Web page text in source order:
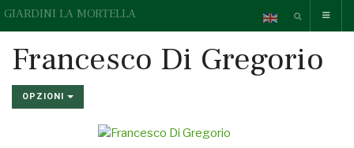
GIARDINI LA MORTELLA
Francesco Di Gregorio
OPZIONI